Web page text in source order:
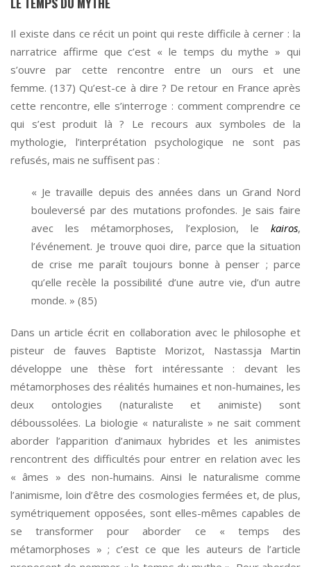
Il existe dans ce récit un point qui reste difficile à cerner : la
narratrice affirme que c’est « le temps du mythe » qui
s’ouvre par cette rencontre entre un ours et une
femme. (137) Qu’est-ce à dire ? De retour en France après
cette rencontre, elle s’interroge : comment comprendre ce
qui s’est produit là ? Le recours aux symboles de la
mythologie, l’interprétation psychologique ne sont pas
refusés, mais ne suffisent pas :
« Je travaille depuis des années dans un Grand Nord
bouleversé par des mutations profondes. Je sais faire
avec les métamorphoses, l’explosion, le kairos,
l’événement. Je trouve quoi dire, parce que la situation
de crise me paraît toujours bonne à penser ; parce
qu’elle recèle la possibilité d’une autre vie, d’un autre
monde. » (85)
Dans un article écrit en collaboration avec le philosophe et
pisteur de fauves Baptiste Morizot, Nastassja Martin
développe une thèse fort intéressante : devant les
métamorphoses des réalités humaines et non-humaines, les
deux ontologies (naturaliste et animiste) sont
déboussolées. La biologie « naturaliste » ne sait comment
aborder l’apparition d’animaux hybrides et les animistes
rencontrent des difficultés pour entrer en relation avec les
« âmes » des non-humains. Ainsi le naturalisme comme
l’animisme, loin d’être des cosmologies fermées et, de plus,
symétriquement opposées, sont elles-mêmes capables de
se transformer pour aborder ce « temps des
métamorphoses » ; c’est ce que les auteurs de l’article